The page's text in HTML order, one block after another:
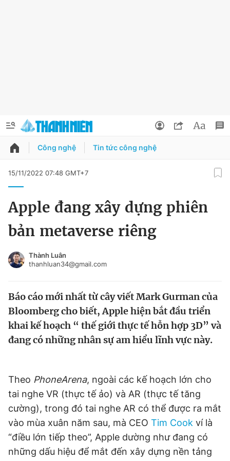
QUẢNG CÁO ĐẶT BÁO
Chuyên mục
Chào ngày mới
Tin thị trường Tin 360
Video Magazine
Tiện ích Bạn cần biết
Thông tin tòa soạn Liên hệ quảng cáo
Đổi mật khẩu
Tin đã lưu
Tin đã xem
Công nghệ Tin tức công nghệ
15/11/2022 07:48 GMT+7
Apple đang xây dựng phiên
bản metaverse riêng
Thành Luân
thanhluan34@gmail.com
Báo cáo mới nhất từ cây viết Mark Gurman của
Bloomberg cho biết, Apple hiện bắt đầu triển
khai kế hoạch “ thế giới thực tế hỗn hợp 3D” và
đang có những nhân sự am hiểu lĩnh vực này.
Theo PhoneArena, ngoài các kế hoạch lớn cho
tai nghe VR (thực tế ảo) và AR (thực tế tăng
cường), trong đó tai nghe AR có thể được ra mắt
vào mùa xuân năm sau, mà CEO Tim Cook ví là
“điều lớn tiếp theo”, Apple dường như đang có
những dấu hiệu để mắt đến xây dựng nền tảng